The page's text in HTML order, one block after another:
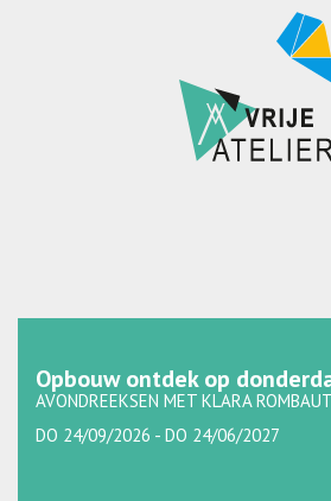
Opbouw ontdek op
AVONDREEKSEN MET KLARA ROMBAUT
DO 24/09/2026 - DO 24/06/2027